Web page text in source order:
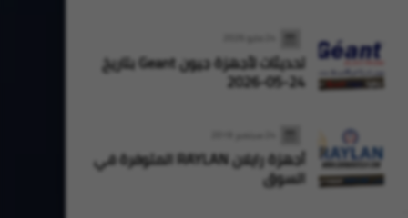
Oran High Tech 28 يوليو 2026 Oran High Tech
تحديثات لأجهزة جيون Geant بتاريخ
24-05-2026
أجهزة رايلان RAYLAN المتوفرة في
السوق